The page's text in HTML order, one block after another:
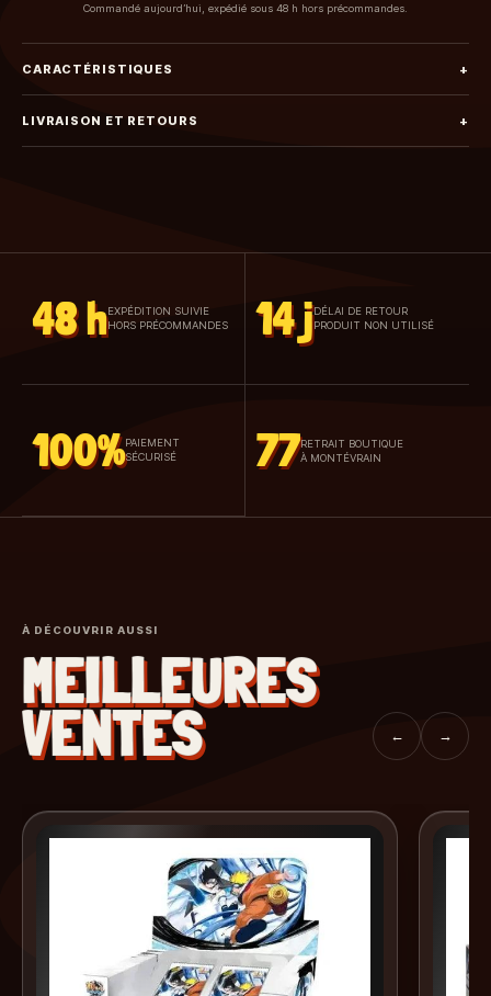
Commandé aujourd’hui, expédié sous 48 h hors précommandes.
CARACTÉRISTIQUES +
LIVRAISON ET RETOURS +
48 h EXPÉDITION SUIVIE
HORS PRÉCOMMANDES
14 jDÉLAI DE RETOUR
PRODUIT NON UTILISÉ
100% PAIEMENT
SÉCURISÉ
77RETRAIT BOUTIQUE
À MONTÉVRAIN
À DÉCOUVRIR AUSSI
MEILLEURES
VENTES ← →